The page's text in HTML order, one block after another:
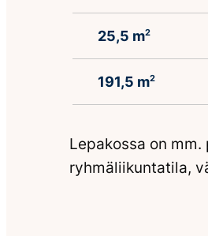
25,5 m2
191,5 m2
Lepakossa on
ryhmäliikuntatila,